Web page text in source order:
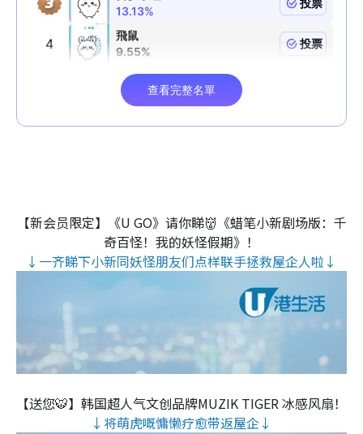
【新会员限定】《U GO》请你睇👹《蜡笔小新剧场版：千
奇百怪！我的妖怪假期》！
↓一齐睇下小新同妖怪朋友们点样联手拯救屋企人啦↓
【送您🐯】韩国超人气文创品牌MUZIK TIGER 冰感风扇！
↓将萌虎嘅慵懒疗愈带返屋企↓